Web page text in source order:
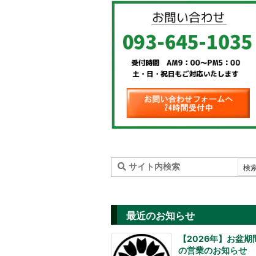
最近のお知らせ
【2026年】お盆期
の営業のお知らせ